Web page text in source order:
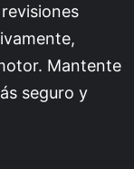
Mantente
seguro y